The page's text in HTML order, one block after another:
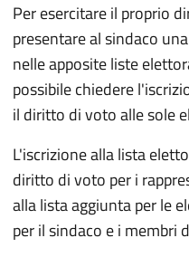
Per esercitare il proprio
presentare al sindaco
nelle apposite liste
possibile chiedere
il diritto di voto alle sole
L'iscrizione alla lista
diritto di voto per i
alla lista aggiunta per le
per il sindaco e i membri